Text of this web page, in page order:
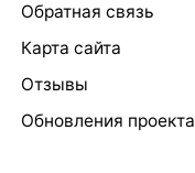
Обратная связь
Карта сайта
Отзывы
Обновления проекта